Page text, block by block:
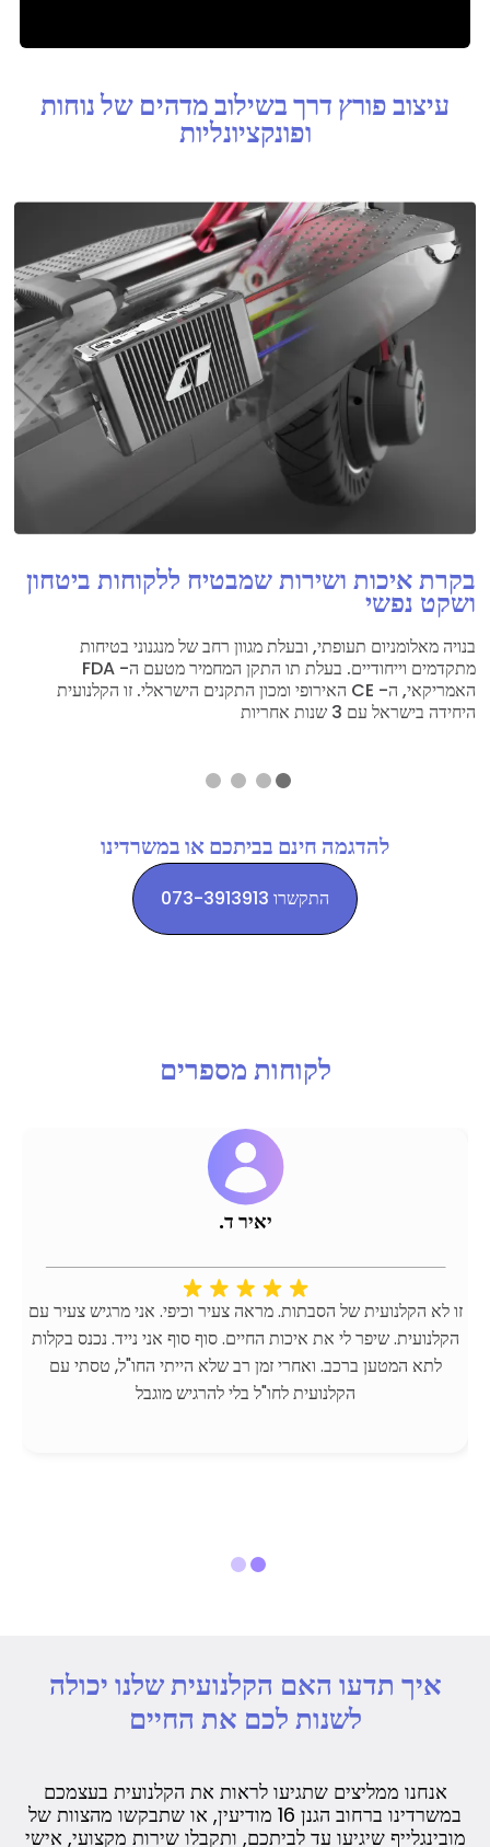
עיצוב פורץ דרך בשילוב מדהים של נוחות
ופונקציונליות
בקרת איכות ושירות שמבטיח ללקוחות ביטחון
ושקט נפשי
בנויה מאלומניום תעופתי, ובעלת מגוון רחב של מנגנוני בטיחות
מתקדמים וייחודיים. בעלת תו התקן המחמיר מטעם ה- FDA
האמריקאי, ה- CE האירופי ומכון התקנים הישראלי. זו הקלנועית
היחידה בישראל עם 3 שנות אחריות
להדגמה חינם בביתכם או במשרדינו
התקשרו 073-3913913
לקוחות מספרים
יאיר ד.
זו לא הקלנועית של הסבתות. מראה צעיר וכיפי. אני מרגיש צעיר עם
הקלנועית. שיפר לי את איכות החיים. סוף סוף אני נייד. נכנס בקלות
לתא המטען ברכב. ואחרי זמן רב שלא הייתי החו"ל, טסתי עם
הקלנועית לחו"ל בלי להרגיש מוגבל
איך תדעו האם הקלנועית שלנו יכולה
לשנות לכם את החיים
אנחנו ממליצים שתגיעו לראות את הקלנועית בעצמכם
במשרדינו ברחוב הגנן 16 מודיעין, או שתבקשו מהצוות של
מובינגלייף שיגיעו עד לביתכם, ותקבלו שירות מקצועי, אישי